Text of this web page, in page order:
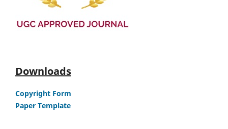
Downloads
Copyright Form
Paper Template